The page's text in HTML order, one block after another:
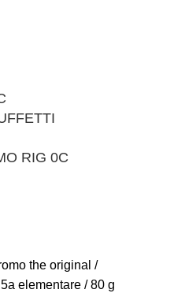
RIG 0C
the original /
elementare / 80 g